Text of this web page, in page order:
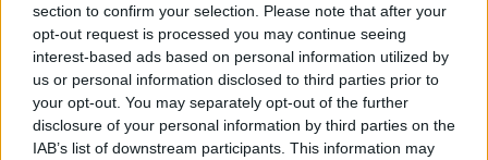
section to confirm your selection. Please note that after your
opt-out request is processed you may continue seeing
interest-based ads based on personal information utilized by
us or personal information disclosed to third parties prior to
your opt-out. You may separately opt-out of the further
disclosure of your personal information by third parties on the
IAB’s list of downstream participants. This information may